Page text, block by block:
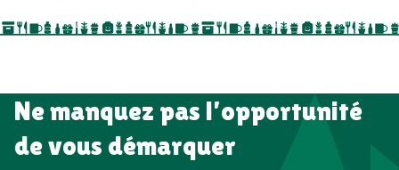
salon professionnel
Ne manquez pas l’opportunité
de vous démarquer